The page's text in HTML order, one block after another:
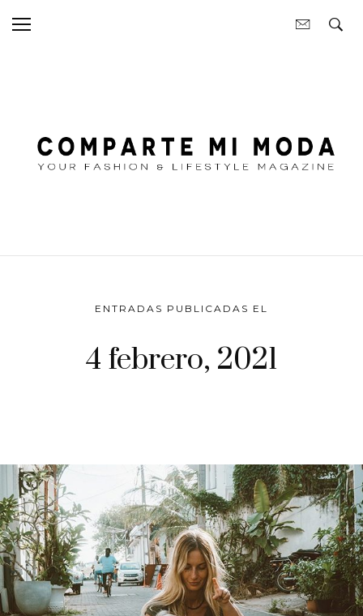
ENTRADAS PUBLICADAS EL
4 febrero, 2021